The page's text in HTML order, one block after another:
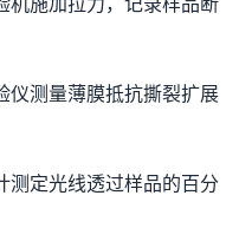
机施加拉力，记录样品断
仪测量薄膜抵抗撕裂扩展
测定光线透过样品的百分